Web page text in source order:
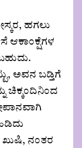
ಹಗಲು
ಆಕಾಂಕ್ಷೆಗಳ
ಅವನ ಬಡ್ತಿಗೆ
ಚಿಕ್ಕಂದಿನಿಂದ
ಖುಷಿ, ನಂತರ